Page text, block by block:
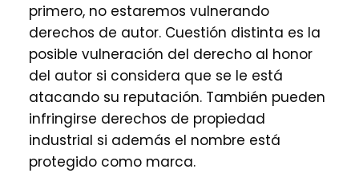
primero, no estaremos vulnerando
derechos de autor. Cuestión distinta es la
posible vulneración del derecho al honor
del autor si considera que se le está
atacando su reputación. También pueden
infringirse derechos de propiedad
industrial si además el nombre está
protegido como marca.